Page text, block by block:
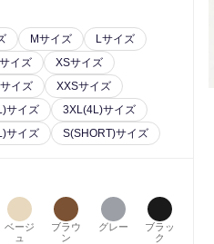
Mサイズ
Lサイズ
イズ
XSサイズ
イズ
XXSサイズ
サイズ
3XL(4L)サイズ
サイズ
S(SHORT)サイズ
ベージ
ュ
ブラウ
ン
グレー
ブラッ
ク